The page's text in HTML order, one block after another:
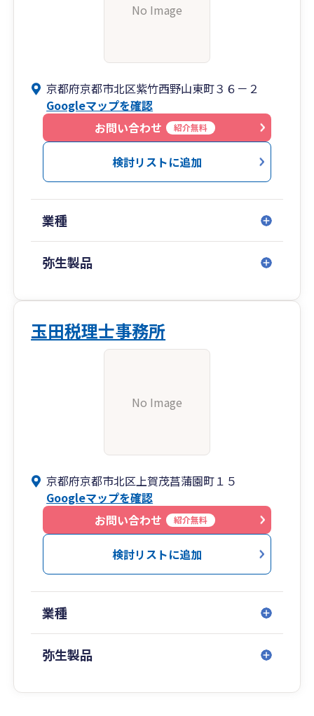
No Image
京都府京都市北区紫竹西野山東町３６－２
Googleマップを確認
お問い合わせ
紹介無料
検討リストに追加
業種
弥生製品
玉田税理士事務所
No Image
京都府京都市北区上賀茂菖蒲園町１５
Googleマップを確認
お問い合わせ
紹介無料
検討リストに追加
業種
弥生製品